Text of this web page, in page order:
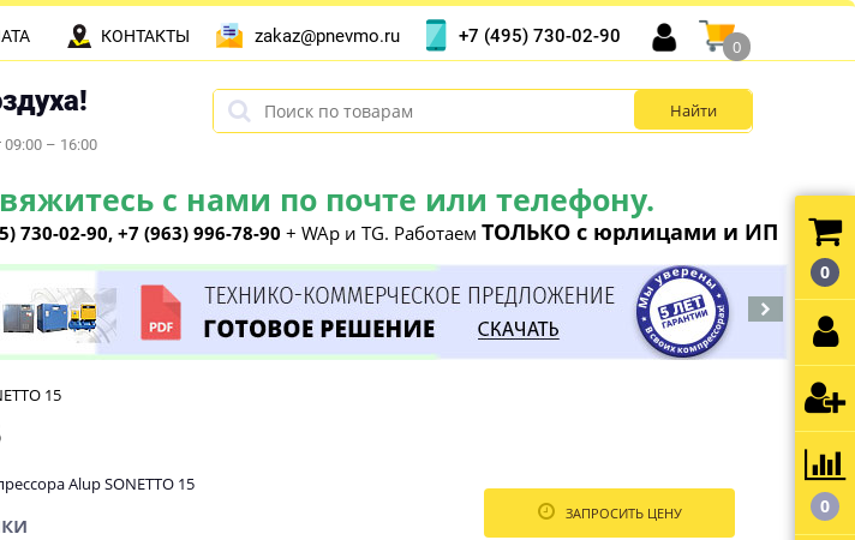
– 16:00
с нами по почте или телефону.
730-02-90, +7 (963) 996-78-90 + WAp и TG. Работаем ТОЛЬКО с юрлицами и ИП
КОНТАКТЫ zakaz@pnevmo.ru +7 (495) 730-02-90
0
15
Alup SONETTO 15
ЗАПРОСИТЬ ЦЕНУ 0
0